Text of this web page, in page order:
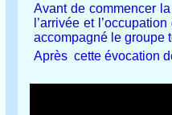
Avant de commencer
l’arrivée et
accompagné le groupe
Après cette évocation